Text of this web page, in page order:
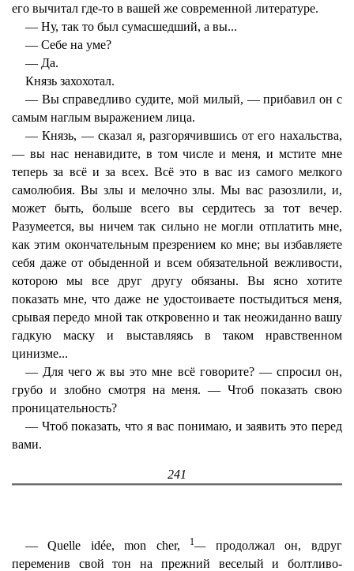
его вычитал где-то в вашей же современной литературе.
— Ну, так то был сумасшедший, а вы...
— Себе на уме?
— Да.
Князь захохотал.
— Вы справедливо судите, мой милый, — прибавил он с
самым наглым выражением лица.
— Князь, — сказал я, разгорячившись от его нахальства,
— вы нас ненавидите, в том числе и меня, и мстите мне
теперь за всё и за всех. Всё это в вас из самого мелкого
самолюбия. Вы злы и мелочно злы. Мы вас разозлили, и,
может быть, больше всего вы сердитесь за тот вечер.
Разумеется, вы ничем так сильно не могли отплатить мне,
как этим окончательным презрением ко мне; вы избавляете
себя даже от обыденной и всем обязательной вежливости,
которою мы все друг другу обязаны. Вы ясно хотите
показать мне, что даже не удостоиваете постыдиться меня,
срывая передо мной так откровенно и так неожиданно вашу
гадкую маску и выставляясь в таком нравственном
цинизме...
— Для чего ж вы это мне всё говорите? — спросил он,
грубо и злобно смотря на меня. — Чтоб показать свою
проницательность?
— Чтоб показать, что я вас понимаю, и заявить это перед
вами.
241
— Quelle idée, mon cher, 1— продолжал он, вдруг
переменив свой тон на прежний веселый и болтливо-